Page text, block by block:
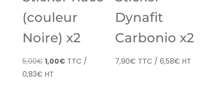
(couleur
Noire) x2
5,90€ Le
prix
1,00€LeTTC /
0,83€ HT
Dynafit
Carbonio x2
7,90€ TTC /6,58€ HT